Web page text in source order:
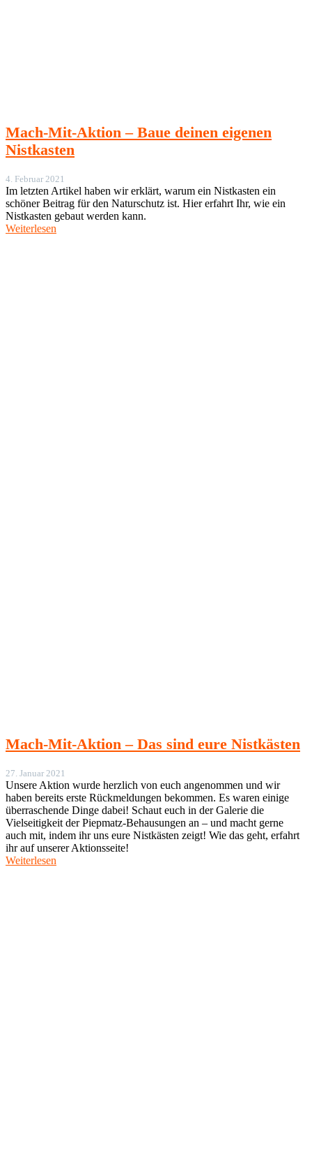
Mach-Mit-Aktion – Baue deinen eigenen
Nistkasten
4. Februar 2021
Im letzten Artikel haben wir erklärt, warum ein Nistkasten ein
schöner Beitrag für den Naturschutz ist. Hier erfahrt Ihr, wie ein
Nistkasten gebaut werden kann.
Weiterlesen
Mach-Mit-Aktion – Das sind eure Nistkästen
27. Januar 2021
Unsere Aktion wurde herzlich von euch angenommen und wir
haben bereits erste Rückmeldungen bekommen. Es waren einige
überraschende Dinge dabei! Schaut euch in der Galerie die
Vielseitigkeit der Piepmatz-Behausungen an – und macht gerne
auch mit, indem ihr uns eure Nistkästen zeigt! Wie das geht, erfahrt
ihr auf unserer Aktionsseite!
Weiterlesen